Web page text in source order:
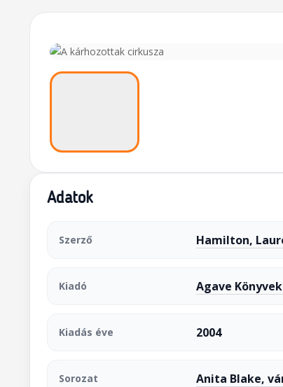
Adatok
Szerző Hamilton,
Kiadó Agave
Kiadás éve 2004
Sorozat Anita Blake,